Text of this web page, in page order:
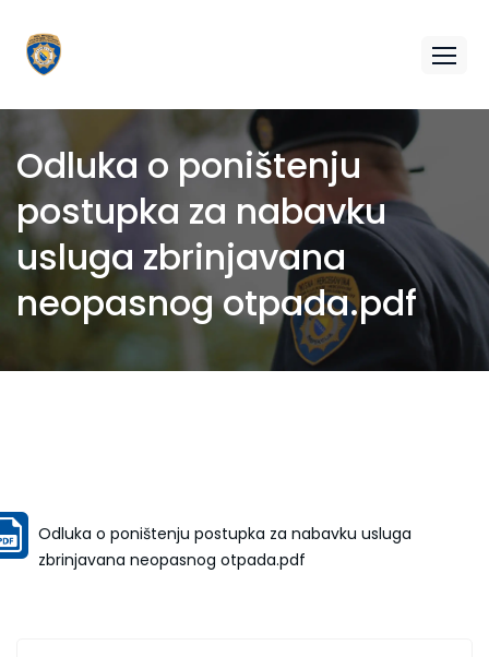
Odluka o poništenju
postupka za nabavku
usluga zbrinjavana
neopasnog otpada.pdf
Odluka o poništenju postupka za nabavku usluga
zbrinjavana neopasnog otpada.pdf